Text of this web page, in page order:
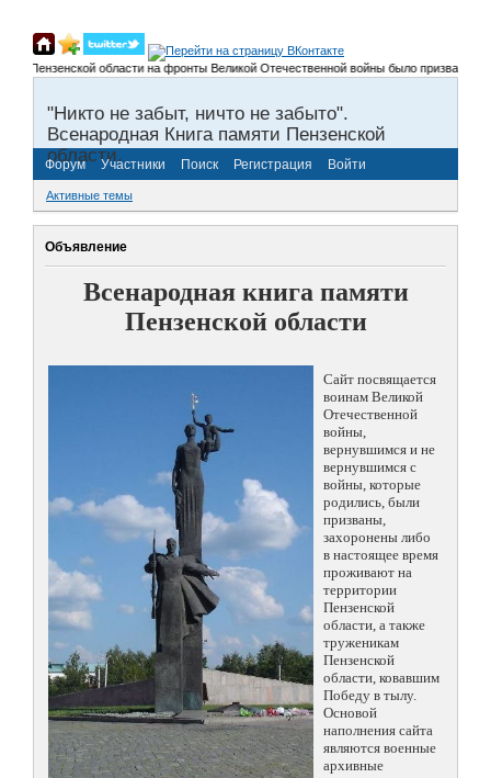
Пензенской области на фронты Великой Отечественной войны было призвано
"Никто не забыт, ничто не забыто".
Всенародная Книга памяти Пензенской
области.
Форум Участники Поиск Регистрация Войти
Активные темы
Объявление
Всенародная книга памяти
Пензенской области
Сайт посвящается
воинам Великой
Отечественной
войны,
вернувшимся и не
вернувшимся с
войны, которые
родились, были
призваны,
захоронены либо
в настоящее время
проживают на
территории
Пензенской
области, а также
труженикам
Пензенской
области, ковавшим
Победу в тылу.
Основой
наполнения сайта
являются военные
архивные